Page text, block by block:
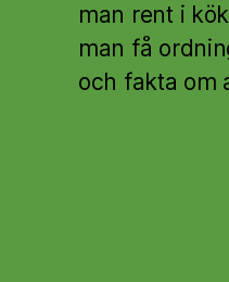
man rent i
man få
och fakta om